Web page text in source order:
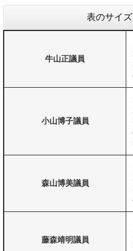
表のサイ
牛山正議員
小山博子議員
森山博美議員
藤森靖明議員